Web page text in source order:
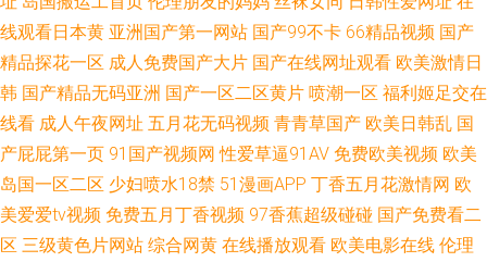
线观看日本黄 亚洲国产第一网站 国产99不卡 66精品视频 国产
精品探花一区 成人免费国产大片 国产在线网址观看 欧美激情日
韩 国产精品无码亚洲 国产一区二区黄片 喷潮一区 福利姬足交在
线看 成人午夜网址 五月花无码视频 青青草国产 欧美日韩乱 国
产屁屁第一页 91国产视频网 性爱草逼91AV 免费欧美视频 欧美
岛国一区二区 少妇喷水18禁 51漫画APP 丁香五月花激情网 欧
美爱爱tv视频 免费五月丁香视频 97香蕉超级碰碰 国产免费看二
区 三级黄色片网站 综合网黄 在线播放观看 欧美电影在线 伦理